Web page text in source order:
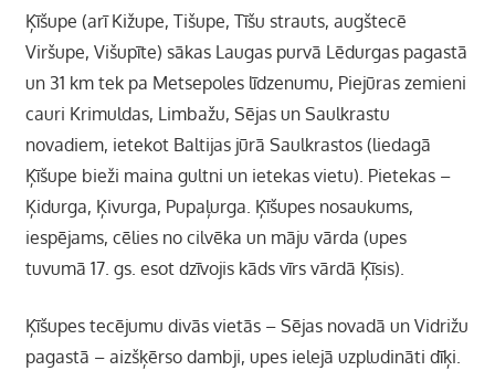
Ķīšupe (arī Kižupe, Tišupe, Tīšu strauts, augštecē
Viršupe, Višupīte) sākas Laugas purvā Lēdurgas pagastā
un 31 km tek pa Metsepoles līdzenumu, Piejūras zemieni
cauri Krimuldas, Limbažu, Sējas un Saulkrastu
novadiem, ietekot Baltijas jūrā Saulkrastos (liedagā
Ķīšupe bieži maina gultni un ietekas vietu). Pietekas –
Ķidurga, Ķivurga, Pupaļurga. Ķīšupes nosaukums,
iespējams, cēlies no cilvēka un māju vārda (upes
tuvumā 17. gs. esot dzīvojis kāds vīrs vārdā Ķīsis).
Ķīšupes tecējumu divās vietās – Sējas novadā un Vidrižu
pagastā – aizšķērso dambji, upes ielejā uzpludināti dīķi.